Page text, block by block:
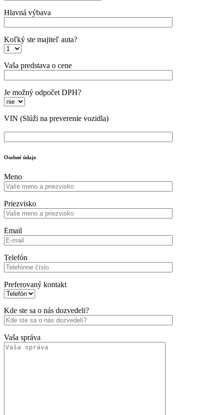
Hlavná výbava
Koľký ste majiteľ auta?
Vaša predstava o cene
Je možný odpočet DPH?
VIN (Slúži na preverenie vozidla)
Osobné údaje
Meno
Priezvisko
Email
Telefón
Preferovaný kontakt
Kde ste sa o nás dozvedeli?
Vaša správa